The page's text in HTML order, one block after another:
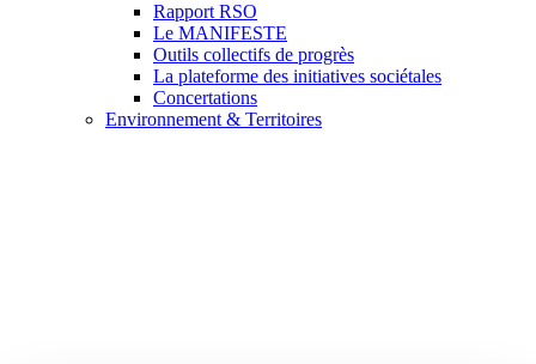
Rapport RSO
Le MANIFESTE
Outils collectifs de progrès
La plateforme des initiatives sociétales
Concertations
Environnement & Territoires